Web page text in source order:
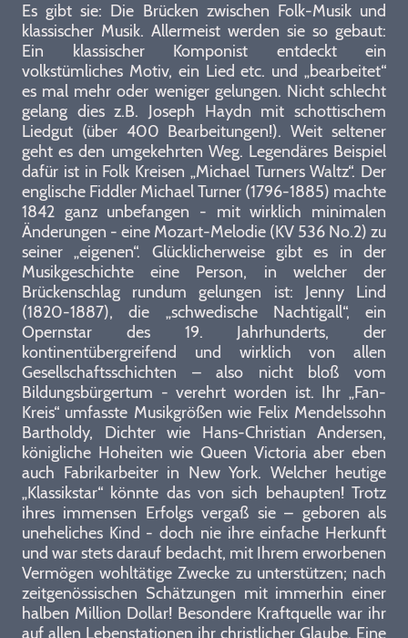
Es gibt sie: Die Brücken zwischen Folk-Musik und
klassischer Musik. Allermeist werden sie so gebaut:
Ein klassischer Komponist entdeckt ein
volkstümliches Motiv, ein Lied etc. und „bearbeitet“
es mal mehr oder weniger gelungen. Nicht schlecht
gelang dies z.B. Joseph Haydn mit schottischem
Liedgut (über 400 Bearbeitungen!). Weit seltener
geht es den umgekehrten Weg. Legendäres Beispiel
dafür ist in Folk Kreisen „Michael Turners Waltz“. Der
englische Fiddler Michael Turner (1796-1885) machte
1842 ganz unbefangen - mit wirklich minimalen
Änderungen - eine Mozart-Melodie (KV 536 No.2) zu
seiner „eigenen“. Glücklicherweise gibt es in der
Musikgeschichte eine Person, in welcher der
Brückenschlag rundum gelungen ist: Jenny Lind
(1820-1887), die „schwedische Nachtigall“, ein
Opernstar des 19. Jahrhunderts, der
kontinentübergreifend und wirklich von allen
Gesellschaftsschichten – also nicht bloß vom
Bildungsbürgertum - verehrt worden ist. Ihr „Fan-
Kreis“ umfasste Musikgrößen wie Felix Mendelssohn
Bartholdy, Dichter wie Hans-Christian Andersen,
königliche Hoheiten wie Queen Victoria aber eben
auch Fabrikarbeiter in New York. Welcher heutige
„Klassikstar“ könnte das von sich behaupten! Trotz
ihres immensen Erfolgs vergaß sie – geboren als
uneheliches Kind - doch nie ihre einfache Herkunft
und war stets darauf bedacht, mit Ihrem erworbenen
Vermögen wohltätige Zwecke zu unterstützen; nach
zeitgenössischen Schätzungen mit immerhin einer
halben Million Dollar! Besondere Kraftquelle war ihr
auf allen Lebenstationen ihr christlicher Glaube. Eine